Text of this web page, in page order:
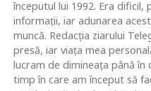
începutul lui 1992. Era dificil,
informaţii, iar adunarea
muncă. Redacţia ziarului
presă, iar viaţa mea
lucram de dimineaţa până în
timp în care am început să